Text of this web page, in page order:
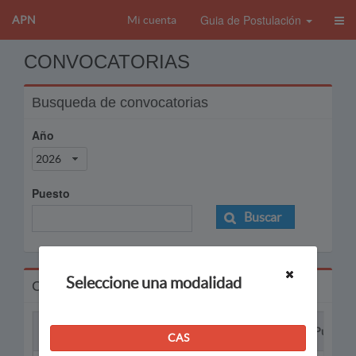
APN Mi cuenta Guia de Postulación
CONVOCATORIAS
Busqueda de convocatorias
Año
2026
Puesto
Buscar
Convocatorias
Puesto
Seleccione una modalidad
CAS